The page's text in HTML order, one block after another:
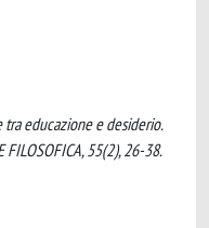
educazione e desiderio.
FILOSOFICA, 55(2), 26-38.